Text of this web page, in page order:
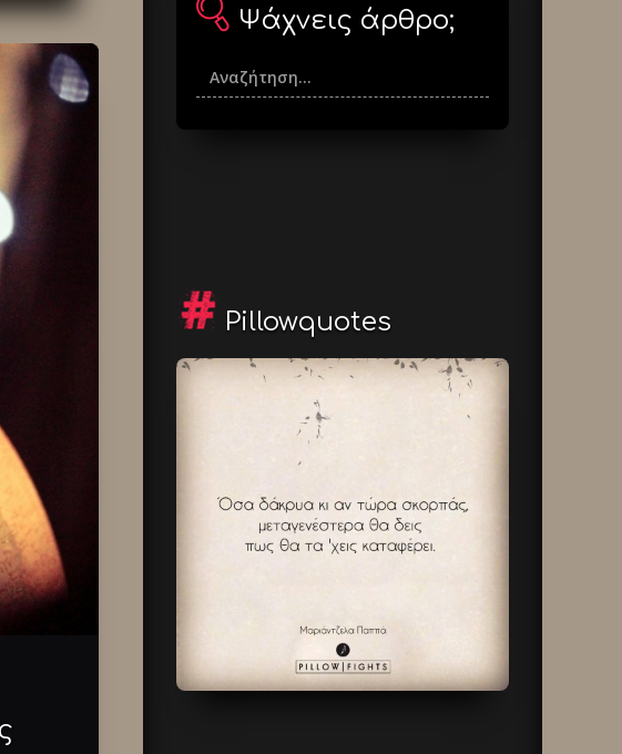
Ψάχνεις άρθρο;
Pillowquotes